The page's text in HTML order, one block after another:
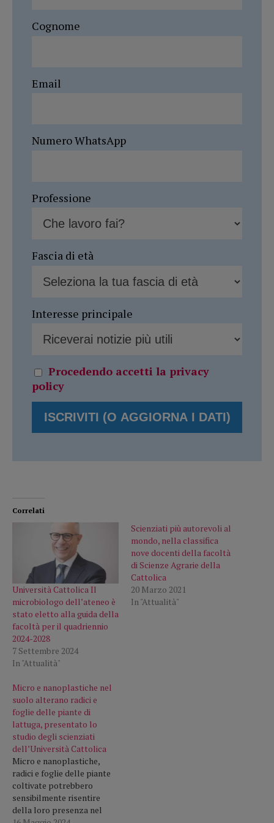
Cognome
Email
Numero WhatsApp
Professione
Fascia di età
Interesse principale
Procedendo accetti la privacy
policy
Correlati
Università Cattolica Il
microbiologo dell’ateneo è
stato eletto alla guida della
facoltà per il quadriennio
2024-2028
7 Settembre 2024
In "Attualità"
Scienziati più autorevoli al
mondo, nella classifica
nove docenti della facoltà
di Scienze Agrarie della
Cattolica
20 Marzo 2021
In "Attualità"
Micro e nanoplastiche nel
suolo alterano radici e
foglie delle piante di
lattuga, presentato lo
studio degli scienziati
dell’Università Cattolica
Micro e nanoplastiche,
radici e foglie delle piante
coltivate potrebbero
sensibilmente risentire
della loro presenza nel